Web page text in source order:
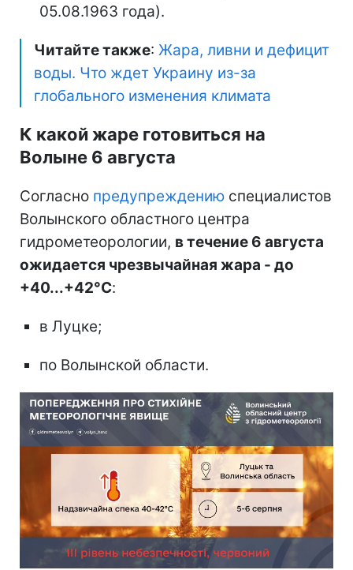
05.08.1963 года).
Читайте также: Жара, ливни и дефицит
воды. Что ждет Украину из-за
глобального изменения климата
К какой жаре готовиться на
Волыне 6 августа
Согласно предупреждению специалистов
Волынского областного центра
гидрометеорологии, в течение 6 августа
ожидается чрезвычайная жара - до
+40...+42°С:
в Луцке;
по Волынской области.